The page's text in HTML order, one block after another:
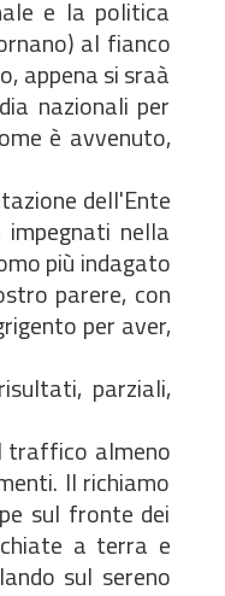
e la politica
al fianco
appena si sraà
nazionali per
è avvenuto,
dell'Ente
nella
più indagato
parere, con
per aver,
parziali,
traffico almeno
Il richiamo
sul fronte dei
a terra e
sul sereno